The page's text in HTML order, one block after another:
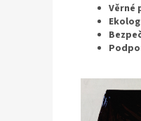
Věrné